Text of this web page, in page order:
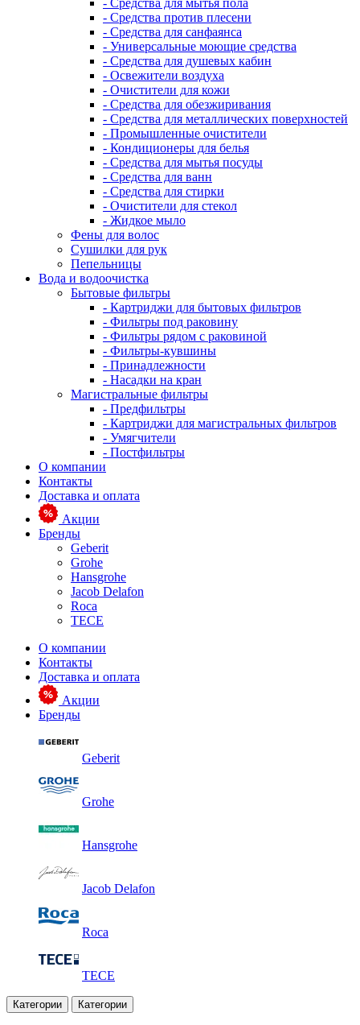
- Средства для мытья пола
- Средства против плесени
- Средства для санфаянса
- Универсальные моющие средства
- Средства для душевых кабин
- Освежители воздуха
- Очистители для кожи
- Средства для обезжиривания
- Средства для металлических поверхностей
- Промышленные очистители
- Кондиционеры для белья
- Средства для мытья посуды
- Средства для ванн
- Средства для стирки
- Очистители для стекол
- Жидкое мыло
Фены для волос
Сушилки для рук
Пепельницы
Вода и водоочистка
Бытовые фильтры
- Картриджи для бытовых фильтров
- Фильтры под раковину
- Фильтры рядом с раковиной
- Фильтры-кувшины
- Принадлежности
- Насадки на кран
Магистральные фильтры
- Предфильтры
- Картриджи для магистральных фильтров
- Умягчители
- Постфильтры
О компании
Контакты
Доставка и оплата
Акции
Бренды
Geberit
Grohe
Hansgrohe
Jacob Delafon
Roca
TECE
О компании
Контакты
Доставка и оплата
Акции
Бренды
Geberit
Grohe
Hansgrohe
Jacob Delafon
Roca
TECE
Категории Категории